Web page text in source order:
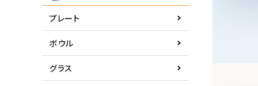
プレート
ボウル
グラス